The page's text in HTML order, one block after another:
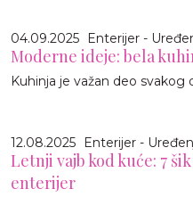
04.09.2025 Enterijer -
Moderne ideje: bela
Kuhinja je važan deo svakog
12.08.2025 Enterijer -
Letnji vajb kod kuće: 7
enterijer